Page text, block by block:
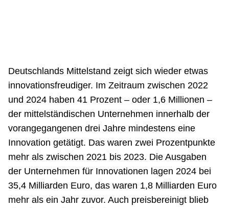
Deutschlands Mittelstand zeigt sich wieder etwas
innovationsfreudiger. Im Zeitraum zwischen 2022
und 2024 haben 41 Prozent – oder 1,6 Millionen –
der mittelständischen Unternehmen innerhalb der
vorangegangenen drei Jahre mindestens eine
Innovation getätigt. Das waren zwei Prozentpunkte
mehr als zwischen 2021 bis 2023. Die Ausgaben
der Unternehmen für Innovationen lagen 2024 bei
35,4 Milliarden Euro, das waren 1,8 Milliarden Euro
mehr als ein Jahr zuvor. Auch preisbereinigt blieb